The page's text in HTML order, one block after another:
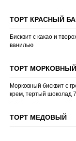
ТОРТ КРАСНЫЙ
Бисквит с какао и
ванилью
ТОРТ МОРКОВНЫЙ
Морковный бисквит с
крем, тертый шоколад
ТОРТ МЕДОВЫЙ